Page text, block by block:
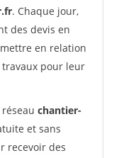
. Chaque jour,
des devis en
en relation
pour leur
chantier-
et sans
recevoir des